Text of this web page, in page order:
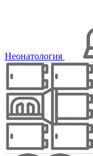
Неонатология